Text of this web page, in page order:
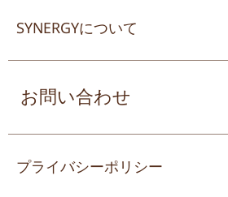
SYNERGYについて
お問い合わせ
プライバシーポリシー